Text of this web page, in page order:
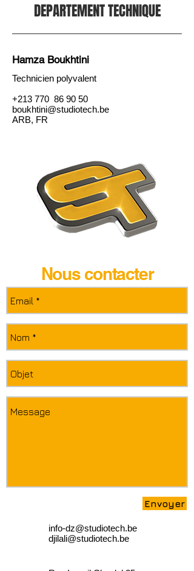
DEPARTEMENT TECHNIQUE
Hamza Boukhtini
Technicien polyvalent
+213 770 86 90 50
boukhtini@studiotech.be
ARB, FR
Nous contacter
Envoyer
info-dz@studiotech.be
djilali@studiotech.be